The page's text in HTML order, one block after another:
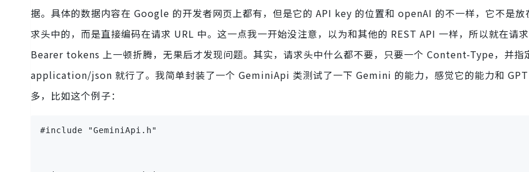
据。具体的数据内容在 Google 的开发者网页上都有，但是它的 API key 的位置和 openAI 的不一样，它不是
求头中的，而是直接编码在请求 URL 中。这一点我一开始没注意，以为和其他的 REST API 一样，所以就在请
Bearer tokens 上一顿折腾，无果后才发现问题。其实，请求头中什么都不要，只要一个 Content-Type，并指
application/json 就行了。我简单封装了一个 GeminiApi 类测试了一下 Gemini 的能力，感觉它的能力和
多，比如这个例子：
#include "GeminiApi.h"